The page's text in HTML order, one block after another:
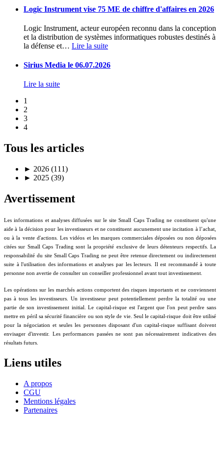
Logic Instrument vise 75 ME de chiffre d'affaires en 2026
Logic Instrument, acteur européen reconnu dans la conception
et la distribution de systèmes informatiques robustes destinés à
la défense et… Lire la suite
Sirius Media le 06.07.2026
Lire la suite
1
2
3
4
Tous les articles
► 2026 (111)
► 2025 (39)
Avertissement
Les informations et analyses diffusées sur le site Small Caps Trading ne constituent qu'une
aide à la décision pour les investisseurs et ne constituent aucunement une incitation à l’achat,
ou à la vente d'actions. Les vidéos et les marques commerciales déposées ou non déposées
citées sur Small Caps Trading sont la propriété exclusive de leurs détenteurs respectifs. La
responsabilité du site Small Caps Trading ne peut être retenue directement ou indirectement
suite à l'utilisation des informations et analyses par les lecteurs. Il est recommandé à toute
personne non avertie de consulter un conseiller professionnel avant tout investissement.
Les opérations sur les marchés actions comportent des risques importants et ne conviennent
pas à tous les investisseurs. Un investisseur peut potentiellement perdre la totalité ou une
partie de son investissement initial. Le capital-risque est l'argent que l'on peut perdre sans
mettre en péril sa sécurité financière ou son style de vie. Seul le capital-risque doit être utilisé
pour la négociation et seules les personnes disposant d'un capital-risque suffisant doivent
envisager d'investir. Les performances passées ne sont pas nécessairement indicatives des
résultats futurs.
Liens utiles
A propos
CGU
Mentions légales
Partenaires